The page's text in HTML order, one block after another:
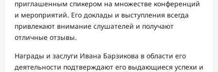
приглашенным спикером на множестве конференций
и мероприятий. Его доклады и выступления всегда
привлекают внимание слушателей и получают
отличные отзывы.
Награды и заслуги Ивана Барзикова в области его
деятельности подтверждают его выдающиеся успехи и